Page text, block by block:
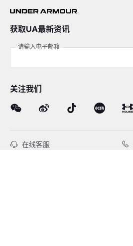
获取UA最新资讯
请输入电子邮箱
关注我们
在线客服